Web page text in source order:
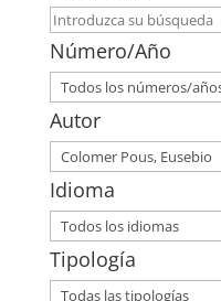
Número/Año
Autor
Idioma
Tipología